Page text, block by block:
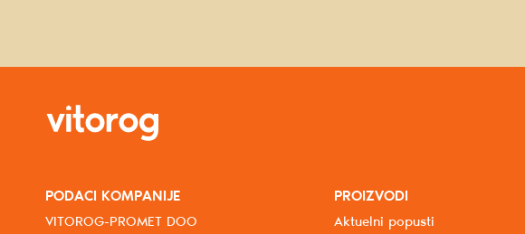
PODACI KOMPANIJE
VITOROG-PROMET DOO
PROIZVODI
Aktuelni popusti